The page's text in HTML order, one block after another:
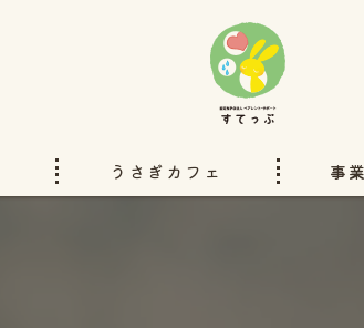
うさぎカフェ 事